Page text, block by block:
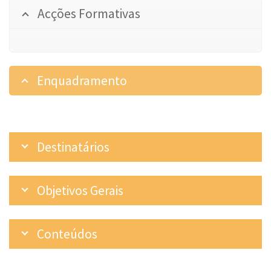
Acções Formativas
Enquadramento
Destinatários
Objetivos Gerais
Conteúdos